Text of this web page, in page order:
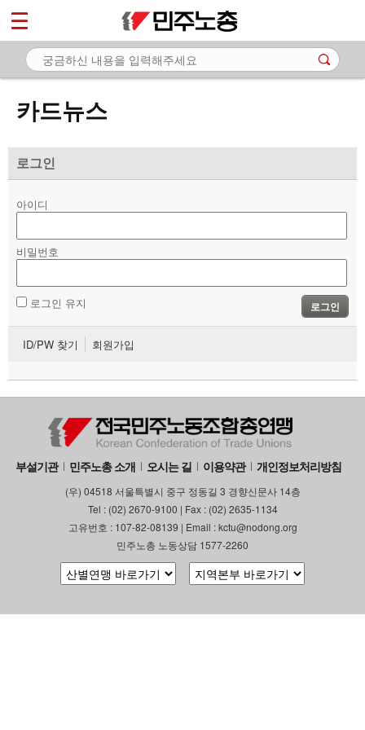
카드뉴스
로그인
아이디
비밀번호
로그인 유지 로그인
ID/PW 찾기 회원가입
부설기관 민주노총 소개 오시는 길 이용약관 개인정보처리방침
(우) 04518 서울특별시 중구 정동길 3 경향신문사 14층
Tel : (02) 2670-9100 | Fax : (02) 2635-1134
고유번호 : 107-82-08139 | Email : kctu@nodong.org
민주노총 노동상담 1577-2260
마이페이지
소개
노동상담
자료
- 미디어자료
- 카드뉴스
부설기관